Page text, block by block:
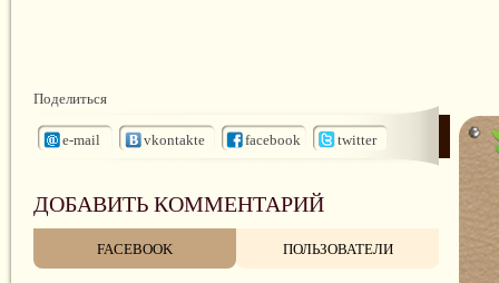
Поделиться
e-mail vkontakte facebook twitter
ДОБАВИТЬ КОММЕНТАРИЙ
FACEBOOK ПОЛЬЗОВАТЕЛИ